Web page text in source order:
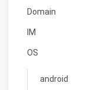
Domain
IM
OS
android